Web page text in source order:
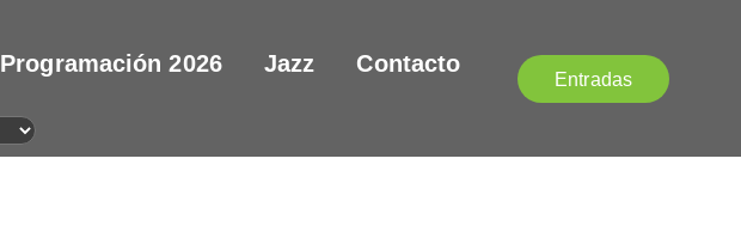
Programación 2026 Jazz Contacto
Entradas